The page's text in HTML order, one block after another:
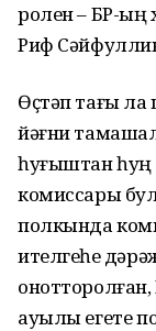
ролен – БР-
Риф
Өҫтәп тағы ла
йәғни
һуғыштан
комиссары
полкында
ителгеһеҙ
ауылы егете